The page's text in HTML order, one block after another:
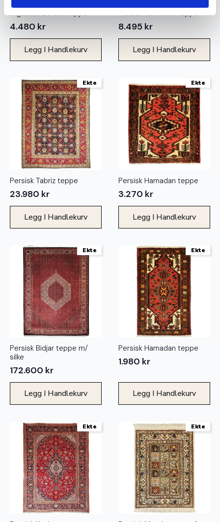
Afghansk Beluch teppe
4.480 kr
Legg I Handlekurv
Persisk Hamadan teppe
8.495 kr
Legg I Handlekurv
Ekte
Persisk Tabriz teppe
23.980 kr
Legg I Handlekurv
Ekte
Persisk Hamadan teppe
3.270 kr
Legg I Handlekurv
Ekte
Persisk Bidjar teppe m/
silke
172.600 kr
Legg I Handlekurv
Ekte
Persisk Hamadan teppe
1.980 kr
Legg I Handlekurv
Ekte Ekte